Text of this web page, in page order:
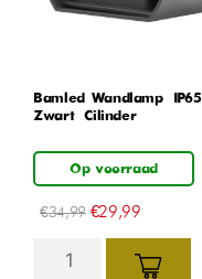
Bamled Wandlamp – IP65 –
Zwart – Cilinder
Op voorraad
€34,99 €29,99